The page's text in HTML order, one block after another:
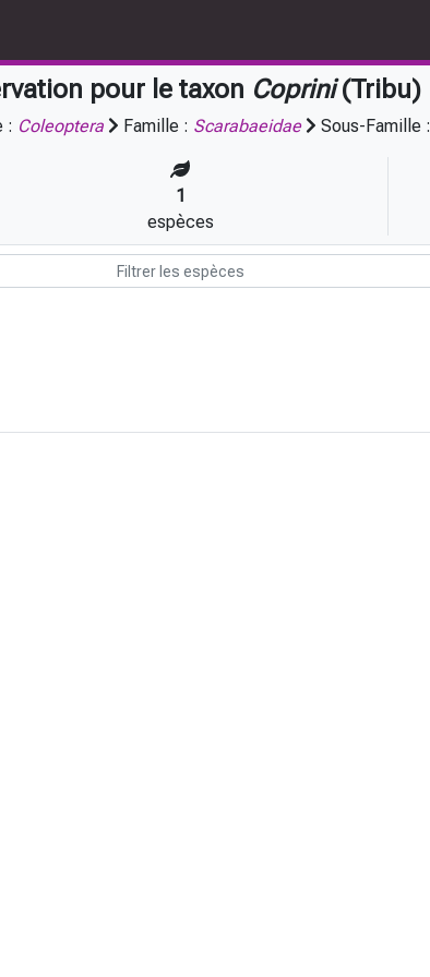
pour le taxon Coprini(Tribu)
: Coleoptera Famille : Scarabaeidae Sous-Famille :
1
espèces